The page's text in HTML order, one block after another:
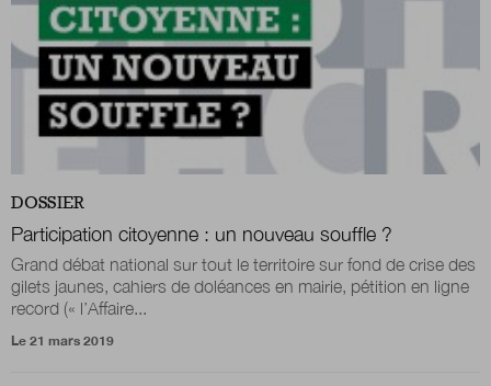
Nous suivre sur Twitter sur LinkedIn
DOSSIER
Participation citoyenne : un nouveau souffle ?
Grand débat national sur tout le territoire sur fond de crise des
gilets jaunes, cahiers de doléances en mairie, pétition en ligne
record (« l’Affaire...
Le 21 mars 2019